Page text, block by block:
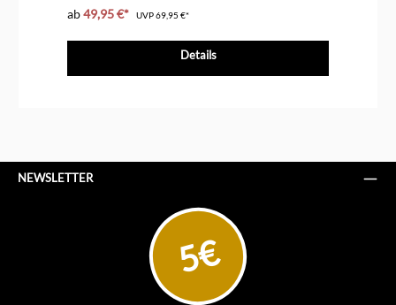
ab49,95 €* UVP69,95 €*
Details
NEWSLETTER
5€